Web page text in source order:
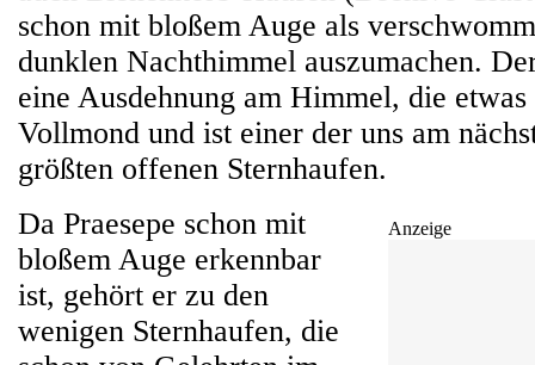
schon mit bloßem Auge als
dunklen Nachthimmel auszumachen.
eine Ausdehnung am Himmel, die
Vollmond und ist einer der uns am
größten offenen Sternhaufen.
Anzeige
Da Praesepe schon mit
bloßem Auge erkennbar
ist, gehört er zu den
wenigen Sternhaufen, die